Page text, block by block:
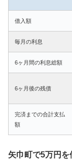
借入額
毎月の利息
6ヶ月間の利息総額
6ヶ月後の残債
完済までの合計支払
額
矢巾町で5万円